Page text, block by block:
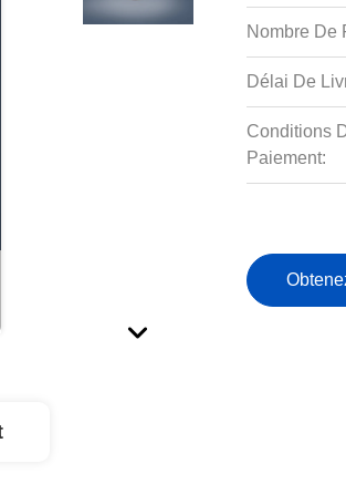
Nombre De
Délai De
Conditions
Paiement: